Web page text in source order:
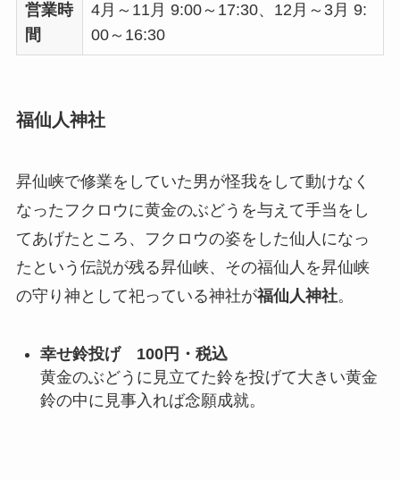
営業時
間
4月～11月 9:00～17:30、12月～3月 9:
00～16:30
福仙人神社
昇仙峡で修業をしていた男が怪我をして動けなく
なったフクロウに黄金のぶどうを与えて手当をし
てあげたところ、フクロウの姿をした仙人になっ
たという伝説が残る昇仙峡、その福仙人を昇仙峡
の守り神として祀っている神社が福仙人神社。
幸せ鈴投げ 100円・税込
黄金のぶどうに見立てた鈴を投げて大きい黄金
鈴の中に見事入れば念願成就。